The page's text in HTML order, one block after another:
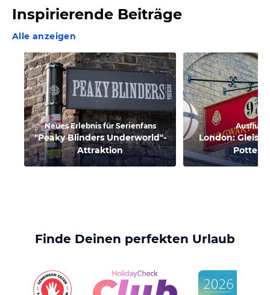
Inspirierende Beiträge
Alle anzeigen
Neues Erlebnis für Serienfans
"Peaky Blinders Underworld"-
Attraktion
London: Gleis
Potter-
Finde Deinen perfekten Urlaub